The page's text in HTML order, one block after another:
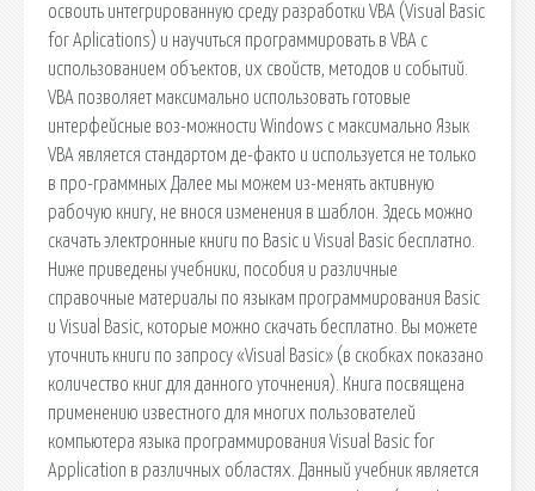
освоить интегрированную среду разработки VBA (Visual Basic
for Aplications) и научиться программировать в VBA с
использованием объектов, их свойств, методов и событий.
VBA позволяет максимально использовать готовые
интерфейсные воз-можности Windows с максимально Язык
VBA является стандартом де-факто и используется не только
в про-граммных Далее мы можем из-менять активную
рабочую книгу, не внося изменения в шаблон. Здесь можно
скачать электронные книги по Basic и Visual Basic бесплатно.
Ниже приведены учебники, пособия и различные
справочные материалы по языкам программирования Basic
и Visual Basic, которые можно скачать бесплатно. Вы можете
уточнить книги по запросу «Visual Basic» (в скобках показано
количество книг для данного уточнения). Книга посвящена
применению известного для многих пользователей
компьютера языка программирования Visual Basic for
Application в различных областях. Данный учебник является